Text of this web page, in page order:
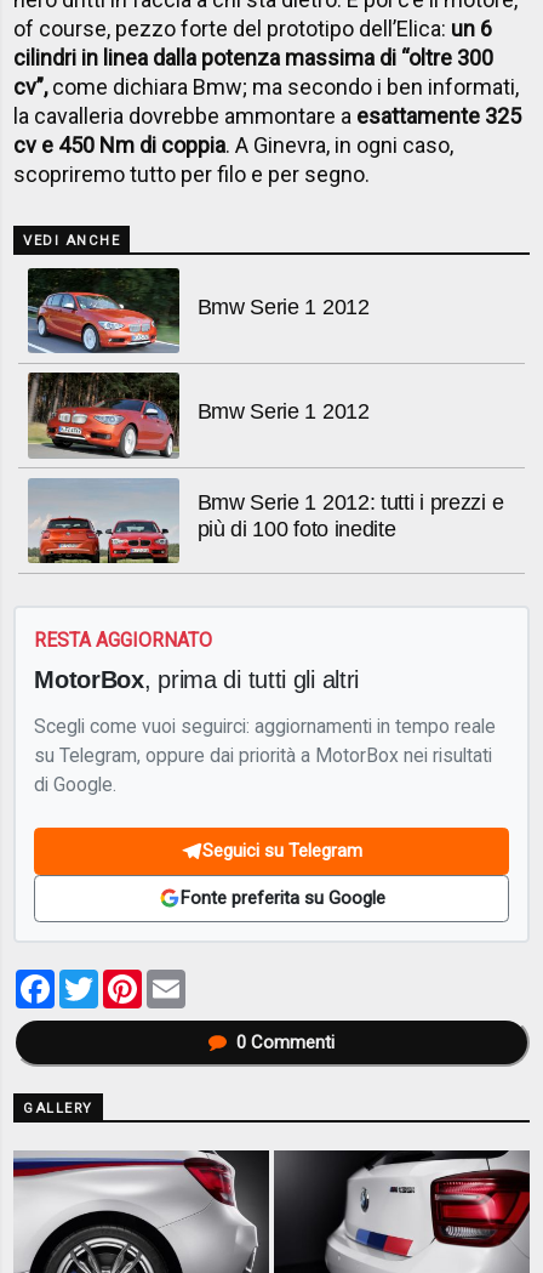
of course, pezzo forte del prototipo dell’Elica: un 6
cilindri in linea dalla potenza massima di “oltre 300
cv”,come dichiara Bmw; ma secondo i ben informati,
la cavalleria dovrebbe ammontare a esattamente 325
cv e 450 Nm di coppia. A Ginevra, in ogni caso,
scopriremo tutto per filo e per segno.
VEDI ANCHE
Bmw Serie 1 2012
Bmw Serie 1 2012
Bmw Serie 1 2012: tutti i prezzi e
più di 100 foto inedite
RESTA AGGIORNATO
MotorBox, prima di tutti gli altri
Scegli come vuoi seguirci: aggiornamenti in tempo reale
su Telegram, oppure dai priorità a MotorBox nei risultati
di Google.
Seguici su Telegram
Fonte preferita su Google
Facebook
TwitterPinterest
0Commenti
GALLERY